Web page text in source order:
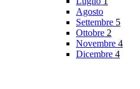
Agosto
Settembre 5
Ottobre 2
Novembre 4
Dicembre 4